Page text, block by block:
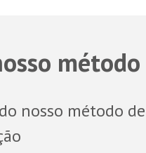
método
nosso método de